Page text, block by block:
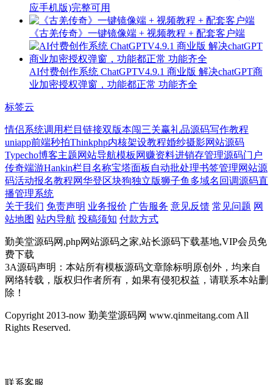
应手机版)完整可用
《古羌传奇》一键镜像端 + 视频教程 + 配套客户端
AI付费创作系统 ChatGPTV4.9.1 商业版 解决chatGPT商
业加密授权弹窗，功能都正常 功能齐全
标签云
情侣系统调用栏目链接双版本闯三关赢礼品源码写作教程
uniapp前端秒拍Thinkphp内核架设教程婚纱摄影网站源码
Typecho博客主题网站导航模板 网赚资料进销存管理源码门户
传奇端游Hankin栏目名称宝塔面板 自动批处理书签管理网站源
码活动报名教程网华登区块狗独立版狮子鱼 多域名回调源码直
播管理系统
关于我们 免责声明 业务报价 广告服务 意见反馈 常见问题 网
站地图 站内导航 投稿须知 付款方式
勤美堂源码网,php网站源码之家,站长源码下载基地,VIP会员免
费下载
3A源码声明：本站所有模板源码文章除标明原创外，均来自
网络转载，版权归作者所有，如果有侵犯权益，请联系本站删
除！
Copyright 2013-now 勤美堂源码网 www.qinmeitang.com All
Rights Reserved.